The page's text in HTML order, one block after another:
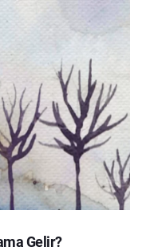
Gelir?